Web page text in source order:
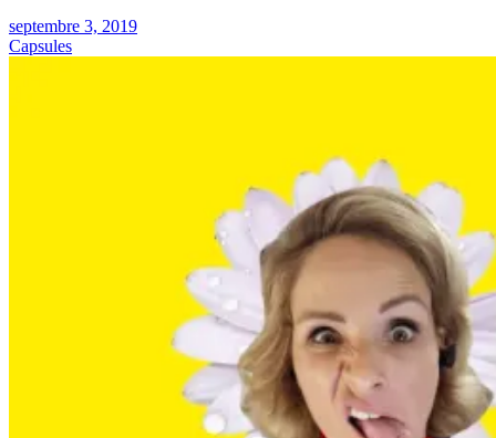
septembre 3, 2019
Capsules